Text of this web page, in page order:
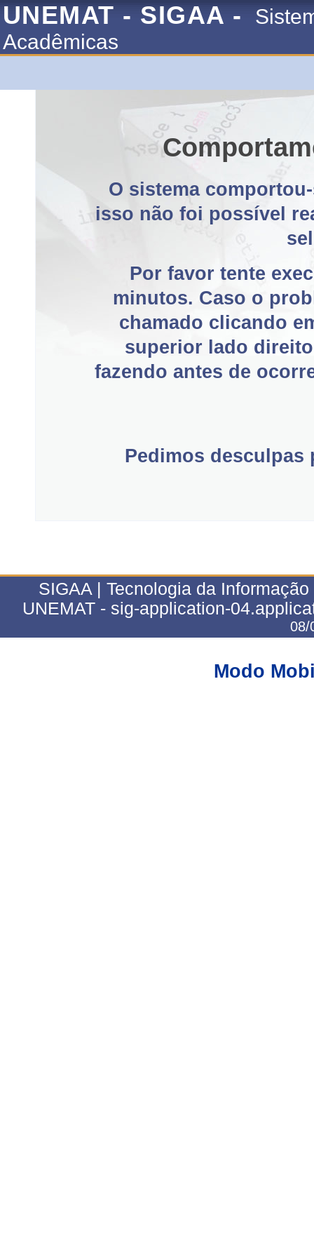
UNEMAT - SIGAA -
Acadêmicas
O sistema
isso não foi possível
Por favor tente
minutos. Caso o
chamado clicando
superior lado
fazendo antes de
Pedimos
SIGAA | Tecnologia da
UNEMAT - sig-application-
08/
Modo